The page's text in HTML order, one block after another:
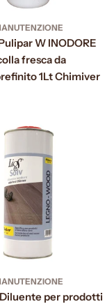
W INODORE
fresca da
1Lt Chimiver
per prodotti